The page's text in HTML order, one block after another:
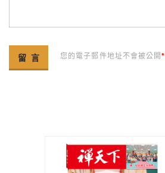
您的電子郵件地址不會被公開*